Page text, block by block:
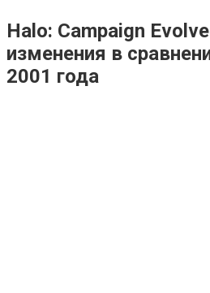
Halo: Campaign
изменения в
2001 года